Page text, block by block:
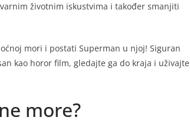
životnim iskustvima i također smanjiti
mori i postati Superman u njoj! Siguran
kao horor film, gledajte ga do kraja i uživajte
more?